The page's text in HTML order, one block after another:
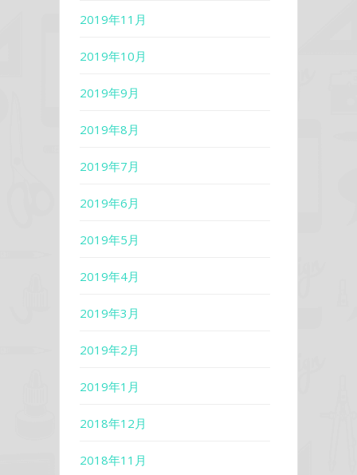
2019年11月
2019年10月
2019年9月
2019年8月
2019年7月
2019年6月
2019年5月
2019年4月
2019年3月
2019年2月
2019年1月
2018年12月
2018年11月